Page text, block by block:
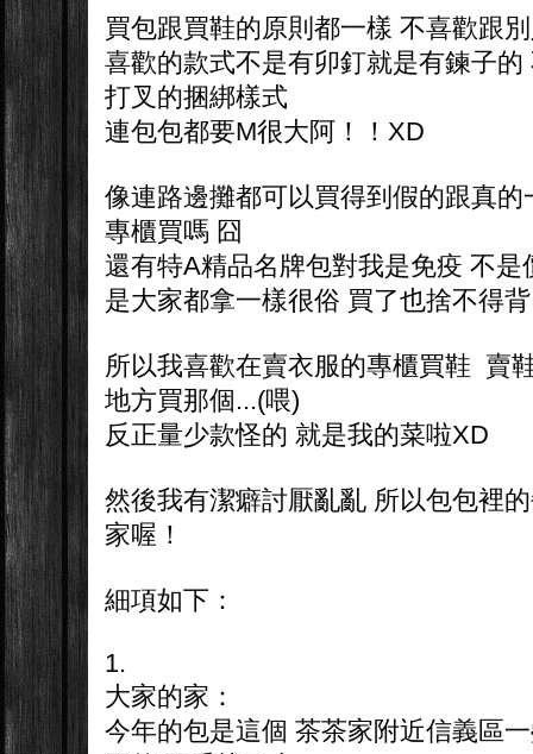
買包跟買鞋的原則都一樣 不喜歡跟
喜歡的款式不是有卯釘就是有鍊子
打叉的捆綁樣式
連包包都要M很大阿！！XD
像連路邊攤都可以買得到假的跟真
專櫃買嗎 囧
還有特A精品名牌包對我是免疫 不是
是大家都拿一樣很俗 買了也捨不得
所以我喜歡在賣衣服的專櫃買鞋 賣
地方買那個...(喂)
反正量少款怪的 就是我的菜啦XD
然後我有潔癖討厭亂亂 所以包包裡
家喔！
細項如下：
1.
大家的家：
今年的包是這個 茶茶家附近信義區